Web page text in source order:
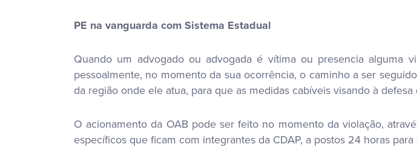
PE na vanguarda com Sistema Estadual
Quando um advogado ou advogada é vítima ou presencia alguma
pessoalmente, no momento da sua ocorrência, o caminho a ser
da região onde ele atua, para que as medidas cabíveis visando à
O acionamento da OAB pode ser feito no momento da violação,
específicos que ficam com integrantes da CDAP, a postos 24 horas